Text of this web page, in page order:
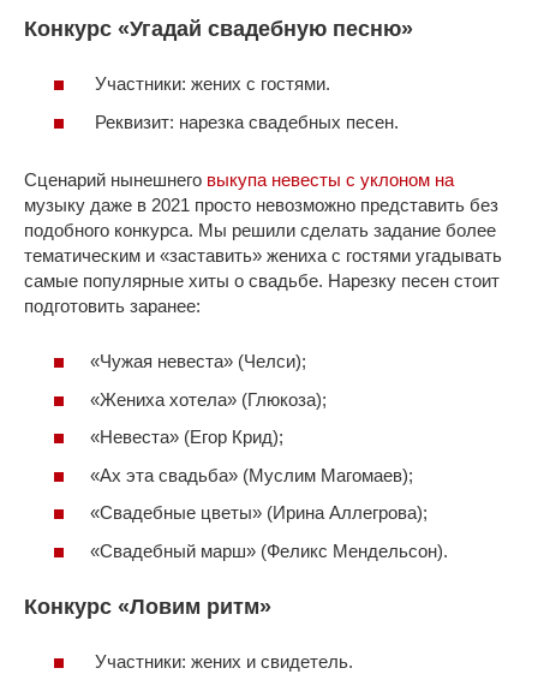
Конкурс «Угадай свадебную песню»
Участники: жених с гостями.
Реквизит: нарезка свадебных песен.
Сценарий нынешнего выкупа невесты с уклоном на
музыку даже в 2021 просто невозможно представить без
подобного конкурса. Мы решили сделать задание более
тематическим и «заставить» жениха с гостями угадывать
самые популярные хиты о свадьбе. Нарезку песен стоит
подготовить заранее:
«Чужая невеста» (Челси);
«Жениха хотела» (Глюкоза);
«Невеста» (Егор Крид);
«Ах эта свадьба» (Муслим Магомаев);
«Свадебные цветы» (Ирина Аллегрова);
«Свадебный марш» (Феликс Мендельсон).
Конкурс «Ловим ритм»
Участники: жених и свидетель.